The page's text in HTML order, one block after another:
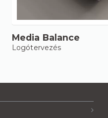
Media Balance
Logótervezés